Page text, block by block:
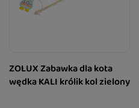
ZOLUX Zabawka dla kota
wędka KALI królik kol zielony